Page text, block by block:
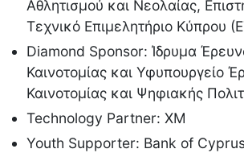
Αθλητισμού και Νεολαίας,
Τεχνικό Επιμελητήριο Κύπρου
Diamond Sponsor: Ίδρυμα
Καινοτομίας και Υφυπουργείο
Καινοτομίας και Ψηφιακής
Technology Partner: XM
Youth Supporter: Bank of